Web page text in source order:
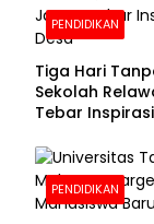
PENDIDIKAN
Tiga Hari
Sekolah
Tebar
PENDIDIKAN